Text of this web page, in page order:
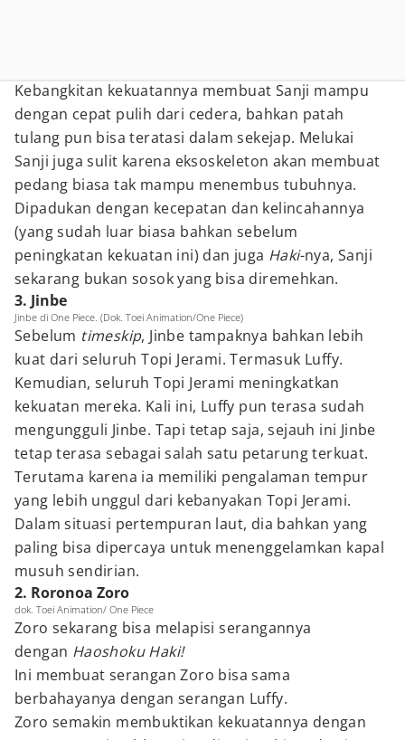
Kebangkitan kekuatannya membuat Sanji mampu
dengan cepat pulih dari cedera, bahkan patah
tulang pun bisa teratasi dalam sekejap. Melukai
Sanji juga sulit karena eksoskeleton akan membuat
pedang biasa tak mampu menembus tubuhnya.
Dipadukan dengan kecepatan dan kelincahannya
(yang sudah luar biasa bahkan sebelum
peningkatan kekuatan ini) dan juga Haki-nya, Sanji
sekarang bukan sosok yang bisa diremehkan.
3. Jinbe
Jinbe di One Piece. (Dok. Toei Animation/One Piece)
Sebelum timeskip, Jinbe tampaknya bahkan lebih
kuat dari seluruh Topi Jerami. Termasuk Luffy.
Kemudian, seluruh Topi Jerami meningkatkan
kekuatan mereka. Kali ini, Luffy pun terasa sudah
mengungguli Jinbe. Tapi tetap saja, sejauh ini Jinbe
tetap terasa sebagai salah satu petarung terkuat.
Terutama karena ia memiliki pengalaman tempur
yang lebih unggul dari kebanyakan Topi Jerami.
Dalam situasi pertempuran laut, dia bahkan yang
paling bisa dipercaya untuk menenggelamkan kapal
musuh sendirian.
2. Roronoa Zoro
dok. Toei Animation/ One Piece
Zoro sekarang bisa melapisi serangannya
dengan Haoshoku Haki!
Ini membuat serangan Zoro bisa sama
berbahayanya dengan serangan Luffy.
Zoro semakin membuktikan kekuatannya dengan